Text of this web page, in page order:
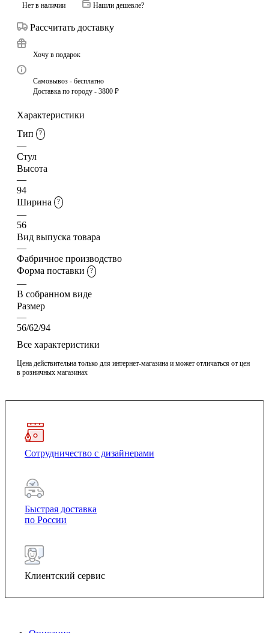
Нет в наличии Нашли дешевле?
Рассчитать доставку
Хочу в подарок
Самовывоз - бесплатно
Доставка по городу - 3800 ₽
Характеристики
Тип
?
—
Стул
Высота
—
94
Ширина
?
—
56
Вид выпуска товара
—
Фабричное производство
Форма поставки
?
—
В собранном виде
Размер
—
56/62/94
Все характеристики
Цена действительна только для интернет-магазина и может отличаться от цен
в розничных магазинах
Сотрудничество с дизайнерами
Быстрая доставка
по России
Клиентский сервис